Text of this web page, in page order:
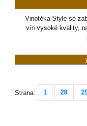
Vinotéka Style se
vín vysoké kvality,
Strana: 1 28